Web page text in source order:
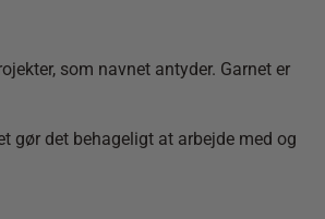
som navnet antyder. Garnet er
gør det behageligt at arbejde med og